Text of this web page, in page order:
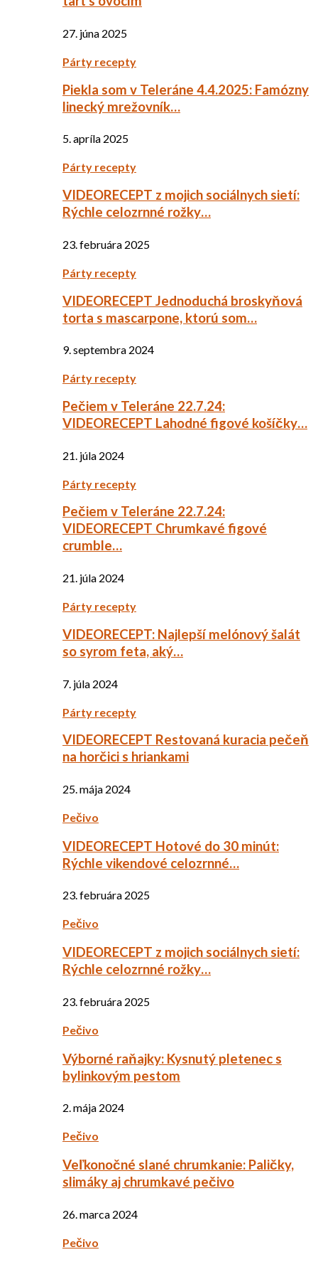
27. júna 2025
Párty recepty
Piekla som v Teleráne 4.4.2025: Famózny
linecký mrežovník…
5. apríla 2025
Párty recepty
VIDEORECEPT z mojich sociálnych sietí:
Rýchle celozrnné rožky…
23. februára 2025
Párty recepty
VIDEORECEPT Jednoduchá broskyňová
torta s mascarpone, ktorú som…
9. septembra 2024
Párty recepty
Pečiem v Teleráne 22.7.24:
VIDEORECEPT Lahodné figové košíčky…
21. júla 2024
Párty recepty
Pečiem v Teleráne 22.7.24:
VIDEORECEPT Chrumkavé figové
crumble…
21. júla 2024
Párty recepty
VIDEORECEPT: Najlepší melónový šalát
so syrom feta, aký…
7. júla 2024
Párty recepty
VIDEORECEPT Restovaná kuracia pečeň
na horčici s hriankami
25. mája 2024
Pečivo
VIDEORECEPT Hotové do 30 minút:
Rýchle vikendové celozrnné…
23. februára 2025
Pečivo
VIDEORECEPT z mojich sociálnych sietí:
Rýchle celozrnné rožky…
23. februára 2025
Pečivo
Výborné raňajky: Kysnutý pletenec s
bylinkovým pestom
2. mája 2024
Pečivo
Veľkonočné slané chrumkanie: Paličky,
slimáky aj chrumkavé pečivo
26. marca 2024
Pečivo